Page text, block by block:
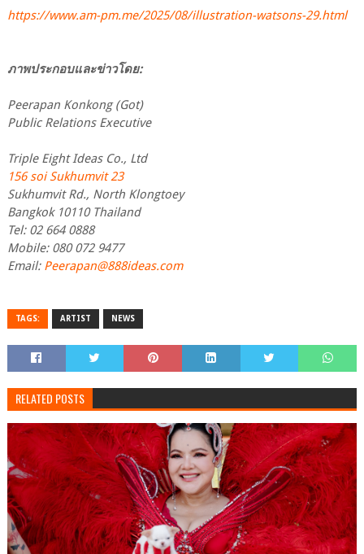
https://www.am-pm.me/2025/08/illustration-watsons-29.html
ภาพประกอบและข่าวโดย:
Peerapan Konkong (Got)
Public Relations Executive
Triple Eight Ideas Co., Ltd
156 soi Sukhumvit 23
Sukhumvit Rd., North Klongtoey
Bangkok 10110 Thailand
Tel: 02 664 0888
Mobile: 080 072 9477
Email: Peerapan@888ideas.com
TAGS: ARTIST NEWS
RELATED POSTS